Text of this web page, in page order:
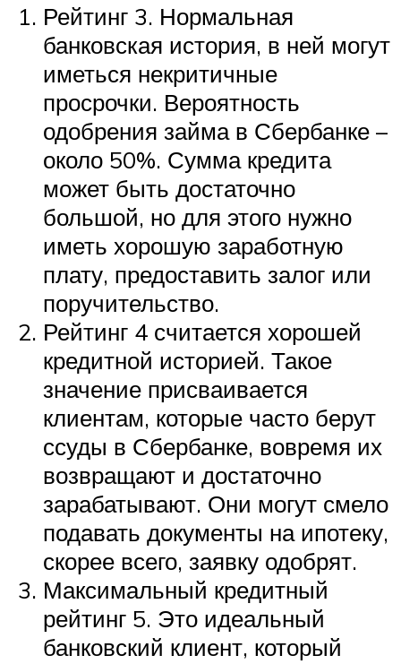
Рейтинг 3. Нормальная
банковская история, в ней могут
иметься некритичные
просрочки. Вероятность
одобрения займа в Сбербанке –
около 50%. Сумма кредита
может быть достаточно
большой, но для этого нужно
иметь хорошую заработную
плату, предоставить залог или
поручительство.
Рейтинг 4 считается хорошей
кредитной историей. Такое
значение присваивается
клиентам, которые часто берут
ссуды в Сбербанке, вовремя их
возвращают и достаточно
зарабатывают. Они могут смело
подавать документы на ипотеку,
скорее всего, заявку одобрят.
Максимальный кредитный
рейтинг 5. Это идеальный
банковский клиент, который